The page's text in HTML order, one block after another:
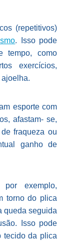
(repetitivos)
. Isso pode
tempo, como
exercícios,
esporte com
afastam- se,
fraqueza ou
ganho de
por exemplo,
torno do plica
queda seguida
Isso pode
tecido da plica